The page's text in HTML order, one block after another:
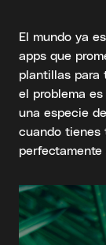
El mundo ya
apps que
plantillas para
el problema
una especie
cuando tienes
perfectamente